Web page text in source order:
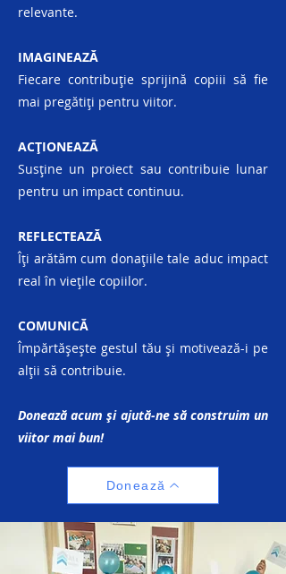
relevante.
IMAGINEAZĂ
Fiecare contribuție sprijină copiii să fie
mai pregătiți pentru viitor.
ACȚIONEAZĂ
Susține un proiect sau contribuie lunar
pentru un impact continuu.
REFLECTEAZĂ
Îți arătăm cum donațiile tale aduc impact
real în viețile copiilor.
COMUNICĂ
Împărtășește gestul tău și motivează-i pe
alții să contribuie.
Donează acum și ajută-ne să construim un
viitor mai bun!
Donează